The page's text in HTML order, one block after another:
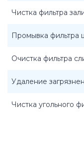
Чистка фильтра
Промывка фильтра
Очистка фильтра
Удаление
Чистка угольного